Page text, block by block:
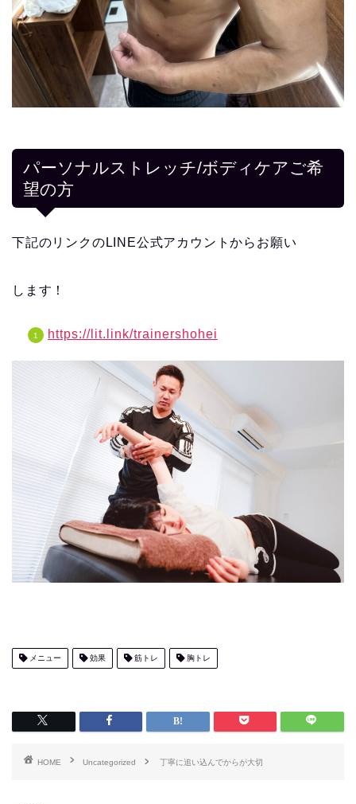
パーソナルストレッチ/ボディケアご希
望の方
下記のリンクのLINE公式アカウントからお願い
します！
https://lit.link/trainershohei
メニュー 効果 筋トレ 胸トレ
HOME Uncategorized 丁寧に追い込んでからが大切